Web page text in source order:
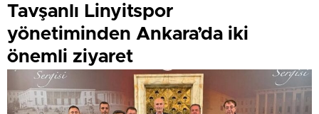
Tavşanlı Linyitspor
yönetiminden Ankara’da iki
önemli ziyaret